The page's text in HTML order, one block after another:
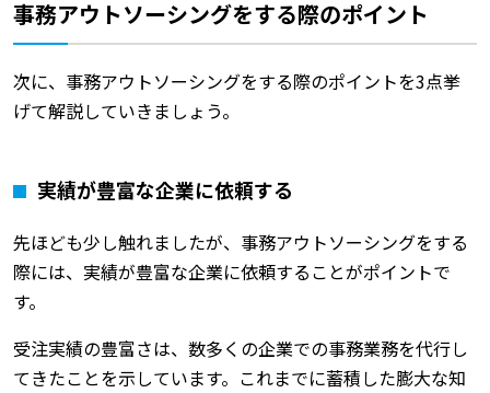
事務アウトソーシングをする際のポイント
次に、事務アウトソーシングをする際のポイントを3点挙
げて解説していきましょう。
実績が豊富な企業に依頼する
先ほども少し触れましたが、事務アウトソーシングをする
際には、実績が豊富な企業に依頼することがポイントで
す。
受注実績の豊富さは、数多くの企業での事務業務を代行し
てきたことを示しています。これまでに蓄積した膨大な知